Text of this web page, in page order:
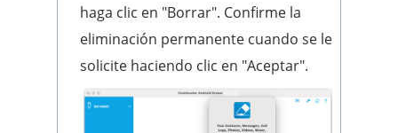
haga clic en "Borrar". Confirme la
eliminación permanente cuando se le
solicite haciendo clic en "Aceptar".